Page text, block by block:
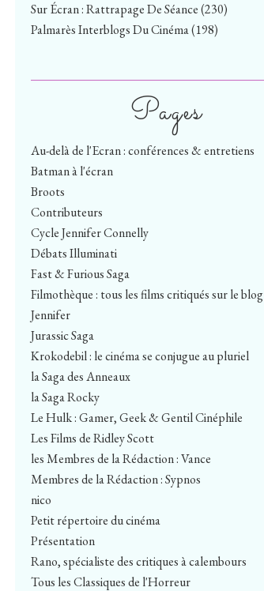
Sur Écran : Rattrapage De Séance(230)
Palmarès Interblogs Du Cinéma(198)
Pages
Au-delà de l'Ecran : conférences & entretiens
Batman à l'écran
Broots
Contributeurs
Cycle Jennifer Connelly
Débats Illuminati
Fast & Furious Saga
Filmothèque : tous les films critiqués sur le blog
Jennifer
Jurassic Saga
Krokodebil : le cinéma se conjugue au pluriel
la Saga des Anneaux
la Saga Rocky
Le Hulk : Gamer, Geek & Gentil Cinéphile
Les Films de Ridley Scott
les Membres de la Rédaction : Vance
Membres de la Rédaction : Sypnos
nico
Petit répertoire du cinéma
Présentation
Rano, spécialiste des critiques à calembours
Tous les Classiques de l'Horreur